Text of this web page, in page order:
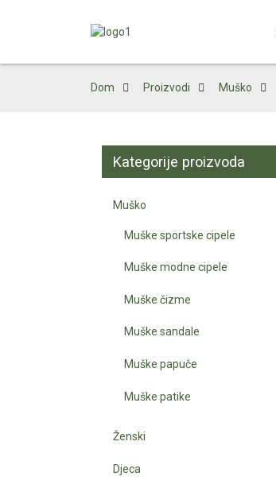
Dom Proizvodi Muško
Kategorije proizvoda
Muško
Muške sportske cipele
Muške modne cipele
Muške čizme
Muške sandale
Muške papuče
Muške patike
Ženski
Djeca